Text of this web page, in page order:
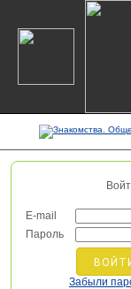
E-mail
Пароль
Забыли